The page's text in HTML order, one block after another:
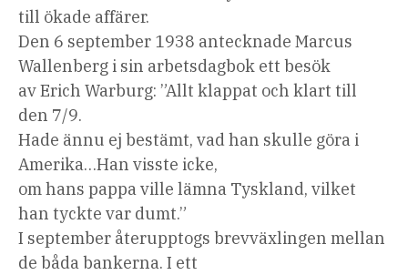
till ökade affärer.
Den 6 september 1938 antecknade Marcus
Wallenberg i sin arbetsdagbok ett besök
av Erich Warburg: ”Allt klappat och klart till
den 7/9.
Hade ännu ej bestämt, vad han skulle göra i
Amerika…Han visste icke,
om hans pappa ville lämna Tyskland, vilket
han tyckte var dumt.”
I september återupptogs brevväxlingen mellan
de båda bankerna. I ett